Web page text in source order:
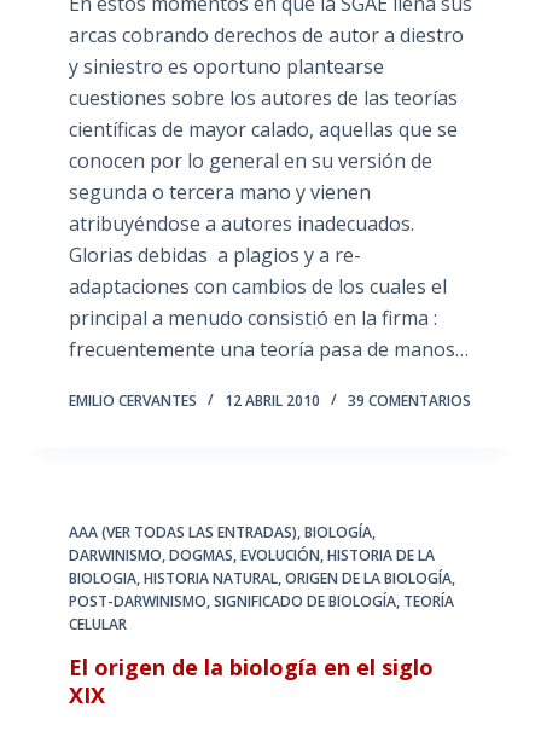
arcas cobrando derechos de autor a diestro
y siniestro es oportuno plantearse
cuestiones sobre los autores de las teorías
científicas de mayor calado, aquellas que se
conocen por lo general en su versión de
segunda o tercera mano y vienen
atribuyéndose a autores inadecuados.
Glorias debidas a plagios y a re-
adaptaciones con cambios de los cuales el
principal a menudo consistió en la firma :
frecuentemente una teoría pasa de manos…
EMILIO CERVANTES 12 ABRIL 2010 39 COMENTARIOS
AAA (VER TODAS LAS ENTRADAS),BIOLOGÍA,
DARWINISMO,DOGMAS,EVOLUCIÓN,HISTORIA DE LA
BIOLOGIA,HISTORIA NATURAL,ORIGEN DE LA BIOLOGÍA,
POST-DARWINISMO,SIGNIFICADO DE BIOLOGÍA, TEORÍA
CELULAR
El origen de la biología en el siglo
XIX